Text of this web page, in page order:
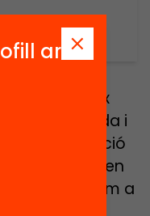
es dedueix
avançada i
equiparació
resideix en
qualificar com a
drets
ara